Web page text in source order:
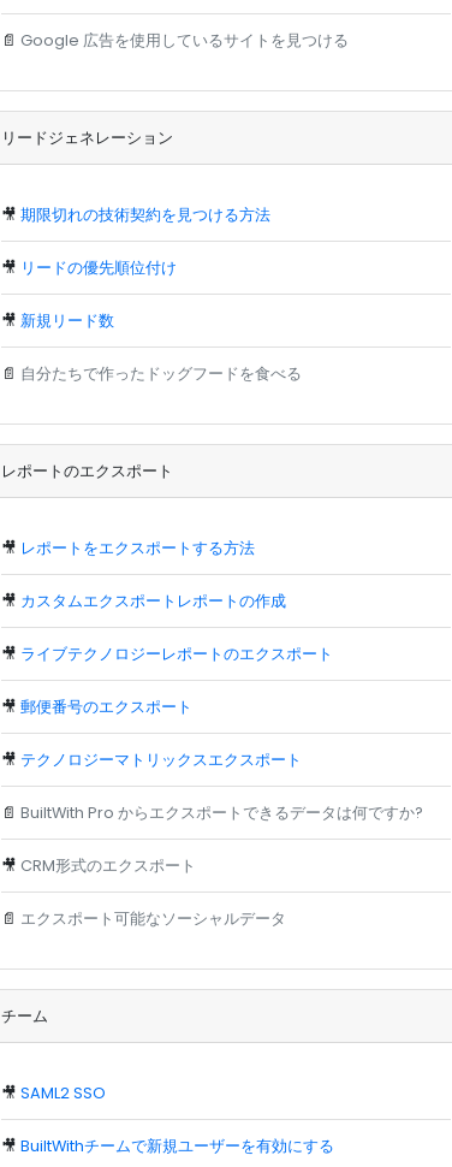
📄 Google 広告を使用しているサイトを見つける
リードジェネレーション
🎥期限切れの技術契約を見つける方法
🎥 リードの優先順位付け
🎥 新規リード数
📄 自分たちで作ったドッグフードを食べる
レポートのエクスポート
🎥 レポートをエクスポートする方法
🎥 カスタムエクスポートレポートの作成
🎥 ライブテクノロジーレポートのエクスポート
🎥郵便番号のエクスポート
🎥 テクノロジーマトリックスエクスポート
📄BuiltWith Pro からエクスポートできるデータは何ですか?
🎥 CRM形式のエクスポート
📄 エクスポート可能なソーシャルデータ
チーム
🎥SAML2 SSO
🎥BuiltWithチームで新規ユーザーを有効にする